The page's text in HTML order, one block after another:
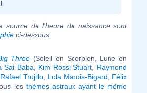
source de l'heure de naissance sont
ci-dessous.
Three (Soleil en Scorpion, Lune en
Sai Baba Kim Rossi Stuart
Raymond
Rafael Trujillo Lola Marois-Bigard
Félix
les thèmes astraux ayant le même